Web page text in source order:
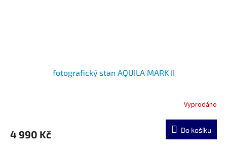
fotografický stan AQUILA MARK II
Vyprodáno
4 990 Kč Do košíku